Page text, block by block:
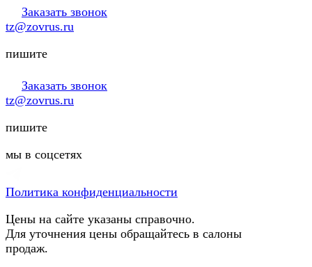
Заказать звонок
tz@zovrus.ru
пишите
Заказать звонок
tz@zovrus.ru
пишите
мы в соцсетях
Политика конфиденциальности
Цены на сайте указаны справочно.
Для уточнения цены обращайтесь в салоны
продаж.